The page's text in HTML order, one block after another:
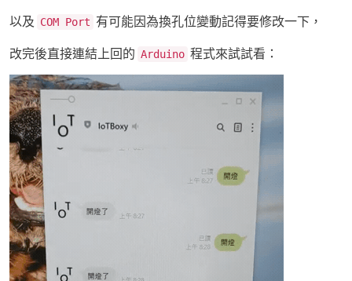
以及 COM Port 有可能因為換孔位變動記得要修改一下，
改完後直接連結上回的 Arduino 程式來試試看：